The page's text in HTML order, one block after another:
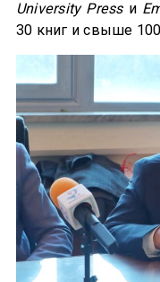
University Pressи
30 книг и свыше 100